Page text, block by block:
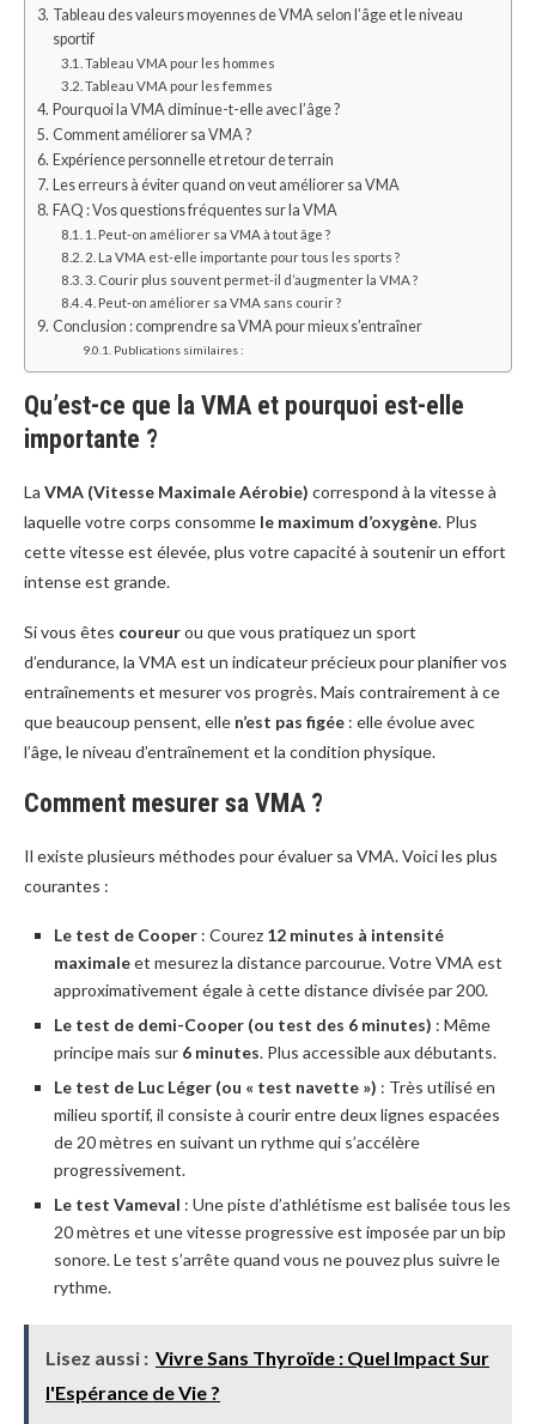
Tableau des valeurs moyennes de VMA selon l’âge et le niveau
sportif
Tableau VMA pour les hommes
Tableau VMA pour les femmes
Pourquoi la VMA diminue-t-elle avec l’âge ?
Comment améliorer sa VMA ?
Expérience personnelle et retour de terrain
Les erreurs à éviter quand on veut améliorer sa VMA
FAQ : Vos questions fréquentes sur la VMA
1. Peut-on améliorer sa VMA à tout âge ?
2. La VMA est-elle importante pour tous les sports ?
3. Courir plus souvent permet-il d’augmenter la VMA ?
4. Peut-on améliorer sa VMA sans courir ?
Conclusion : comprendre sa VMA pour mieux s’entraîner
Publications similaires :
Qu’est-ce que la VMA et pourquoi est-elle
importante ?
La VMA (Vitesse Maximale Aérobie) correspond à la vitesse à
laquelle votre corps consomme le maximum d’oxygène. Plus
cette vitesse est élevée, plus votre capacité à soutenir un effort
intense est grande.
Si vous êtes coureurou que vous pratiquez un sport
d’endurance, la VMA est un indicateur précieux pour planifier vos
entraînements et mesurer vos progrès. Mais contrairement à ce
que beaucoup pensent, elle n’est pas figée : elle évolue avec
l’âge, le niveau d’entraînement et la condition physique.
Comment mesurer sa VMA ?
Il existe plusieurs méthodes pour évaluer sa VMA. Voici les plus
courantes :
Le test de Cooper : Courez 12 minutes à intensité
maximaleet mesurez la distance parcourue. Votre VMA est
approximativement égale à cette distance divisée par 200.
Le test de demi-Cooper (ou test des 6 minutes) : Même
principe mais sur 6 minutes. Plus accessible aux débutants.
Le test de Luc Léger (ou « test navette ») : Très utilisé en
milieu sportif, il consiste à courir entre deux lignes espacées
de 20 mètres en suivant un rythme qui s’accélère
progressivement.
Le test Vameval : Une piste d’athlétisme est balisée tous les
20 mètres et une vitesse progressive est imposée par un bip
sonore. Le test s’arrête quand vous ne pouvez plus suivre le
rythme.
Lisez aussi : Vivre Sans Thyroïde : Quel Impact Sur
l'Espérance de Vie ?